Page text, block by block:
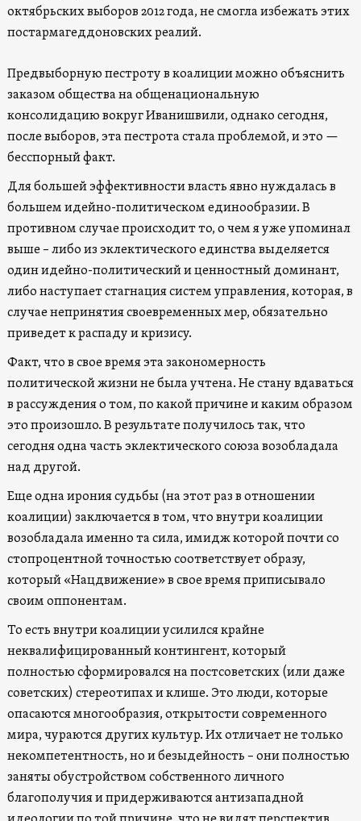
октябрьских выборов 2012 года, не смогла избежать этих
постармагеддоновских реалий.
Предвыборную пестроту в коалиции можно объяснить
заказом общества на общенациональную
консолидацию вокруг Иванишвили, однако сегодня,
после выборов, эта пестрота стала проблемой, и это —
бесспорный факт.
Для большей эффективности власть явно нуждалась в
большем идейно-политическом единообразии. В
противном случае происходит то, о чем я уже упоминал
выше – либо из эклектического единства выделяется
один идейно-политический и ценностный доминант,
либо наступает стагнация систем управления, которая, в
случае непринятия своевременных мер, обязательно
приведет к распаду и кризису.
Факт, что в свое время эта закономерность
политической жизни не была учтена. Не стану вдаваться
в рассуждения о том, по какой причине и каким образом
это произошло. В результате получилось так, что
сегодня одна часть эклектического союза возобладала
над другой.
Еще одна ирония судьбы (на этот раз в отношении
коалиции) заключается в том, что внутри коалиции
возобладала именно та сила, имидж которой почти со
стопроцентной точностью соответствует образу,
который «Нацдвижение» в свое время приписывало
своим оппонентам.
То есть внутри коалиции усилился крайне
неквалифицированный контингент, который
полностью сформировался на постсоветских (или даже
советских) стереотипах и клише. Это люди, которые
опасаются многообразия, открытости современного
мира, чураются других культур. Их отличает не только
некомпетентность, но и безыдейность – они полностью
заняты обустройством собственного личного
благополучия и придерживаются антизападной